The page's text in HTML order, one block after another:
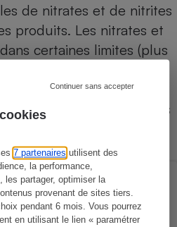
7 partenaires utilisent des
la performance,
les partager, optimiser la
provenant de sites tiers.
pendant 6 mois. Vous pourrez
en utilisant le lien « paramétrer
Continuer sans accepter
de nitrates et de nitrites
produits. Les nitrates et
certaines limites (plus
biologiques), dont le
nous a permis de
présentés comme « sans
dénués.